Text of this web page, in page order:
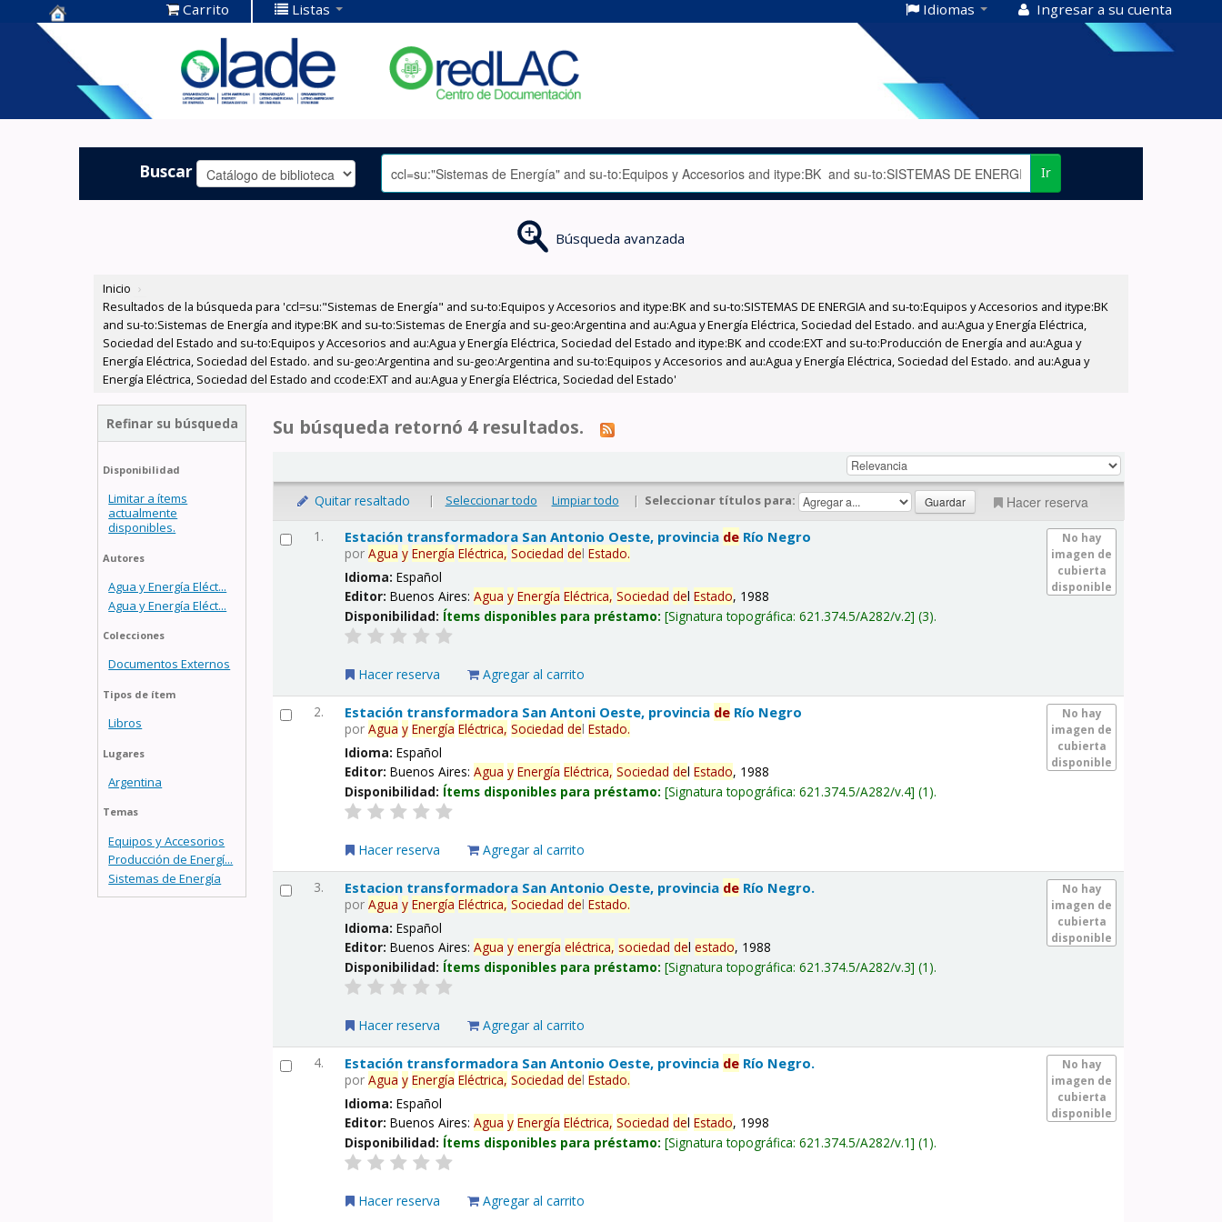
Centro de
Documentación
OLADE -
Carrito Listas Idiomas Ingresar a su cuenta
Buscar Ir
Búsqueda avanzada
Inicio ›
Resultados de la búsqueda para 'ccl=su:"Sistemas de Energía" and su-to:Equipos y Accesorios and itype:BK and su-to:SISTEMAS DE ENERGIA and su-to:Equipos y Accesorios and itype:BK
and su-to:Sistemas de Energía and itype:BK and su-to:Sistemas de Energía and su-geo:Argentina and au:Agua y Energía Eléctrica, Sociedad del Estado. and au:Agua y Energía Eléctrica,
Sociedad del Estado and su-to:Equipos y Accesorios and au:Agua y Energía Eléctrica, Sociedad del Estado and itype:BK and ccode:EXT and su-to:Producción de Energía and au:Agua y
Energía Eléctrica, Sociedad del Estado. and su-geo:Argentina and su-geo:Argentina and su-to:Equipos y Accesorios and au:Agua y Energía Eléctrica, Sociedad del Estado. and au:Agua y
Energía Eléctrica, Sociedad del Estado and ccode:EXT and au:Agua y Energía Eléctrica, Sociedad del Estado'
Refinar su búsqueda
Disponibilidad
Limitar a ítems
actualmente
disponibles.
Autores
Agua y Energía Eléct...
Agua y Energía Eléct...
Colecciones
Documentos Externos
Tipos de ítem
Libros
Lugares
Argentina
Temas
Equipos y Accesorios
Producción de Energí...
Sistemas de Energía
Su búsqueda retornó 4 resultados.
Quitar resaltado | Seleccionar todo Limpiar todo | Seleccionar títulos para: Hacer reserva
1.
No hay
imagen de
cubierta
disponible
Estación transformadora San Antonio Oeste, provincia de Río Negro
porAgua y Energía Eléctrica, Sociedad delEstado.
Idioma:Español
Editor:Buenos Aires:Agua y Energía Eléctrica, Sociedad delEstado, 1988
Disponibilidad: Ítems disponibles para préstamo: Signatura topográfica:621.374.5/A282/v.2 (3).
Hacer reserva Agregar al carrito
2.
No hay
imagen de
cubierta
disponible
Estación transformadora San Antoni Oeste, provincia de Río Negro
porAgua y Energía Eléctrica, Sociedad delEstado.
Idioma:Español
Editor:Buenos Aires:Agua y Energía Eléctrica, Sociedad delEstado, 1988
Disponibilidad: Ítems disponibles para préstamo: Signatura topográfica:621.374.5/A282/v.4 (1).
Hacer reserva Agregar al carrito
3.
No hay
imagen de
cubierta
disponible
Estacion transformadora San Antonio Oeste, provincia de Río Negro.
porAgua y Energía Eléctrica, Sociedad delEstado.
Idioma:Español
Editor:Buenos Aires:Agua y energía eléctrica, sociedad delestado, 1988
Disponibilidad: Ítems disponibles para préstamo: Signatura topográfica:621.374.5/A282/v.3 (1).
Hacer reserva Agregar al carrito
4.
No hay
imagen de
cubierta
disponible
Estación transformadora San Antonio Oeste, provincia de Río Negro.
porAgua y Energía Eléctrica, Sociedad delEstado.
Idioma:Español
Editor:Buenos Aires:Agua y Energía Eléctrica, Sociedad delEstado, 1998
Disponibilidad: Ítems disponibles para préstamo: Signatura topográfica:621.374.5/A282/v.1 (1).
Hacer reserva Agregar al carrito